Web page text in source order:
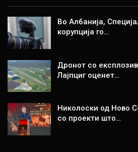
Во Албанија,
корупција го…
Дронот со
Лајпциг оценет…
Николоски од Ново
со проекти што…